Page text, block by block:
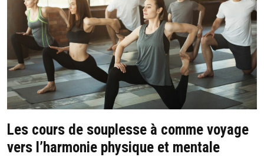
Les cours de souplesse à comme voyage
vers l’harmonie physique et mentale